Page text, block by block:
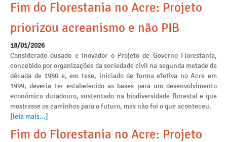
Fim do Florestania no Acre: Projeto
priorizou acreanismo e não PIB
18/01/2026
Considerado ousado e inovador o Projeto de Governo Florestania,
concebido por organizações da sociedade civil na segunda metade da
década de 1980 e, em tese, iniciado de forma efetiva no Acre em
1999, deveria ter estabelecido as bases para um desenvolvimento
econômico duradouro, sustentado na biodiversidade florestal e que
mostrasse os caminhos para o futuro, mas não foi o que aconteceu.
[leia mais...]
Fim do Florestania no Acre: Projeto